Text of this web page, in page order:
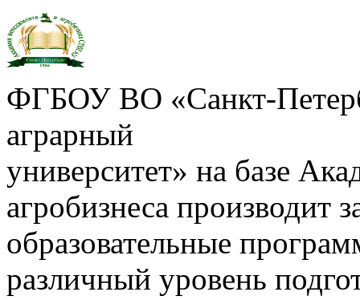
ФГБОУ ВО «Санкт-
аграрный
университет» на базе
агробизнеса производит
образовательные
различный уровень